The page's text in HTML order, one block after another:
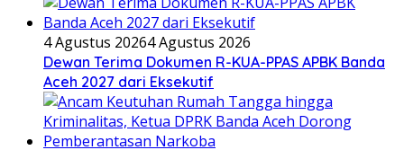
4 Agustus 20264 Agustus 2026
Dewan Terima Dokumen R-KUA-PPAS APBK Banda
Aceh 2027 dari Eksekutif